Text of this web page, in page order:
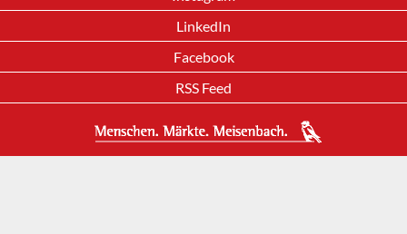
LinkedIn
Facebook
RSS Feed